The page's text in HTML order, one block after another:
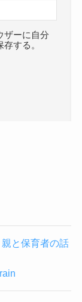
ザーに自分
する。
と保育者の話